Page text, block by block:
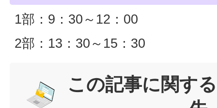
1部：9：30～12：00
2部：13：30～15：30
この記事に関す